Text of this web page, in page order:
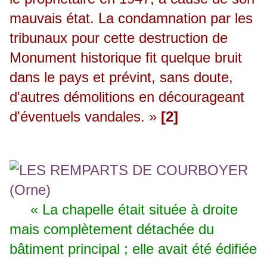
mauvais état. La condamnation par les
tribunaux pour cette destruction de
Monument historique fit quelque bruit
dans le pays et prévint, sans doute,
d'autres démolitions en décourageant
d'éventuels vandales. » [2]
« La chapelle était située à droite
mais complètement détachée du
bâtiment principal ; elle avait été édifiée